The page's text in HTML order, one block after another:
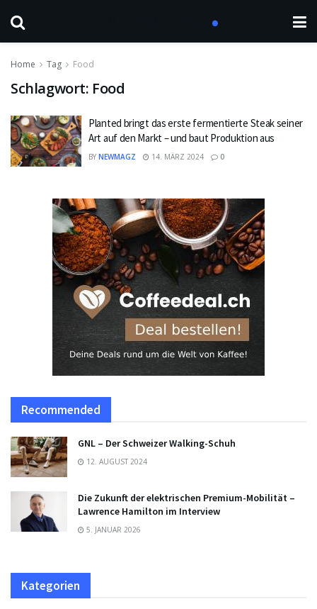
Home Tag Food
Schlagwort: Food
Planted bringt das erste fermentierte Steak seiner
Art auf den Markt – und baut Produktion aus
BY NEWMAGZ 14. MÄRZ 2024 0
Recommended
GNL – Der Schweizer Walking-Schuh
12. AUGUST 2024
Die Zukunft der elektrischen Premium-Mobilität –
Lawrence Hamilton im Interview
5. JANUAR 2026
Kategorien